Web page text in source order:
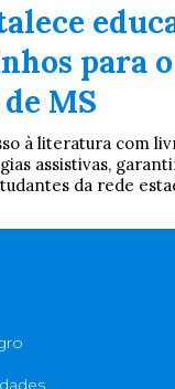
para
MS
à literatura com
assistivas,
da rede